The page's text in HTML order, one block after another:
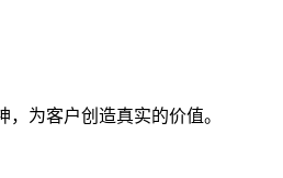
为客户创造真实的价值。